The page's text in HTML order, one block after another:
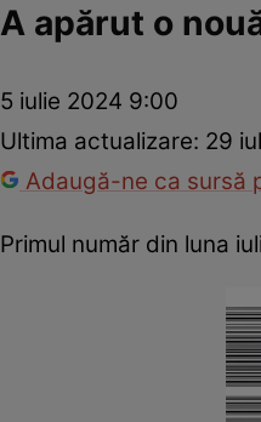
A apărut o
5 iulie 2024 9:00
Ultima actualizare: 29
Adaugă-ne ca sursă
Primul număr din luna